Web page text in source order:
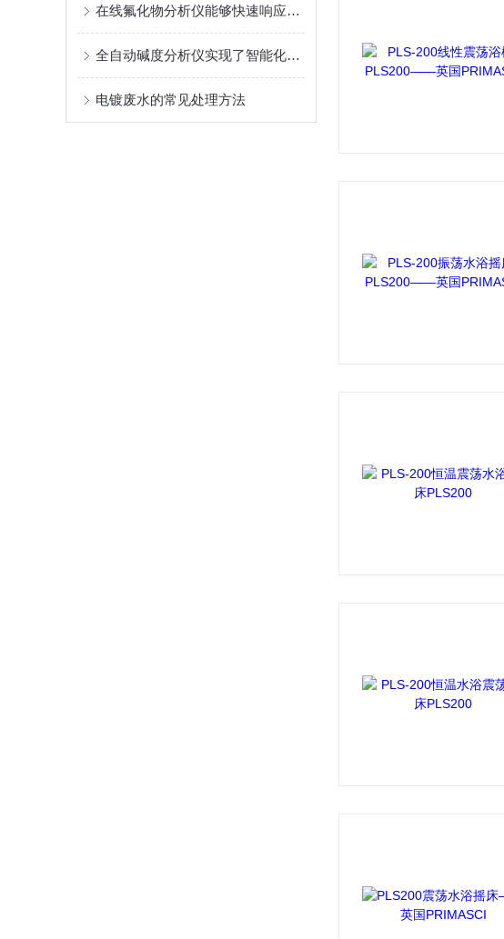
在线氟化物分析仪能够快速响应水样中微量氟化物的变化
全自动碱度分析仪实现了智能化控制，出样速度快
电镀废水的常见处理方法